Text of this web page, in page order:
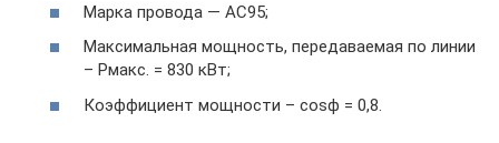
Марка провода — АС95;
Максимальная мощность, передаваемая по линии
– Рмакс. = 830 кВт;
Коэффициент мощности – cosϕ = 0,8.